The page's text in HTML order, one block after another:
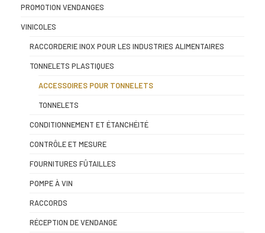
PROMOTION VENDANGES
VINICOLES
RACCORDERIE INOX POUR LES INDUSTRIES ALIMENTAIRES
TONNELETS PLASTIQUES
ACCESSOIRES POUR TONNELETS
TONNELETS
CONDITIONNEMENT ET ÉTANCHÉITÉ
CONTRÔLE ET MESURE
FOURNITURES FÛTAILLES
POMPE À VIN
RACCORDS
RÉCEPTION DE VENDANGE